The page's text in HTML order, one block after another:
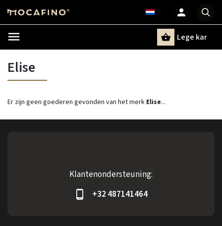
Lege kar
Elise
Er zijn geen goederen gevonden van het merk Elise...
Klantenondersteuning:
+32 487141464